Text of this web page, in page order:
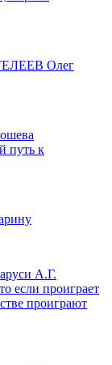
Олег
путь к
А.Г.
если проиграет
проиграют